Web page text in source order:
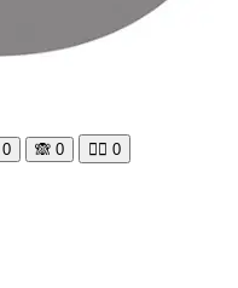
0 🙈 0 🧘‍♀️ 0